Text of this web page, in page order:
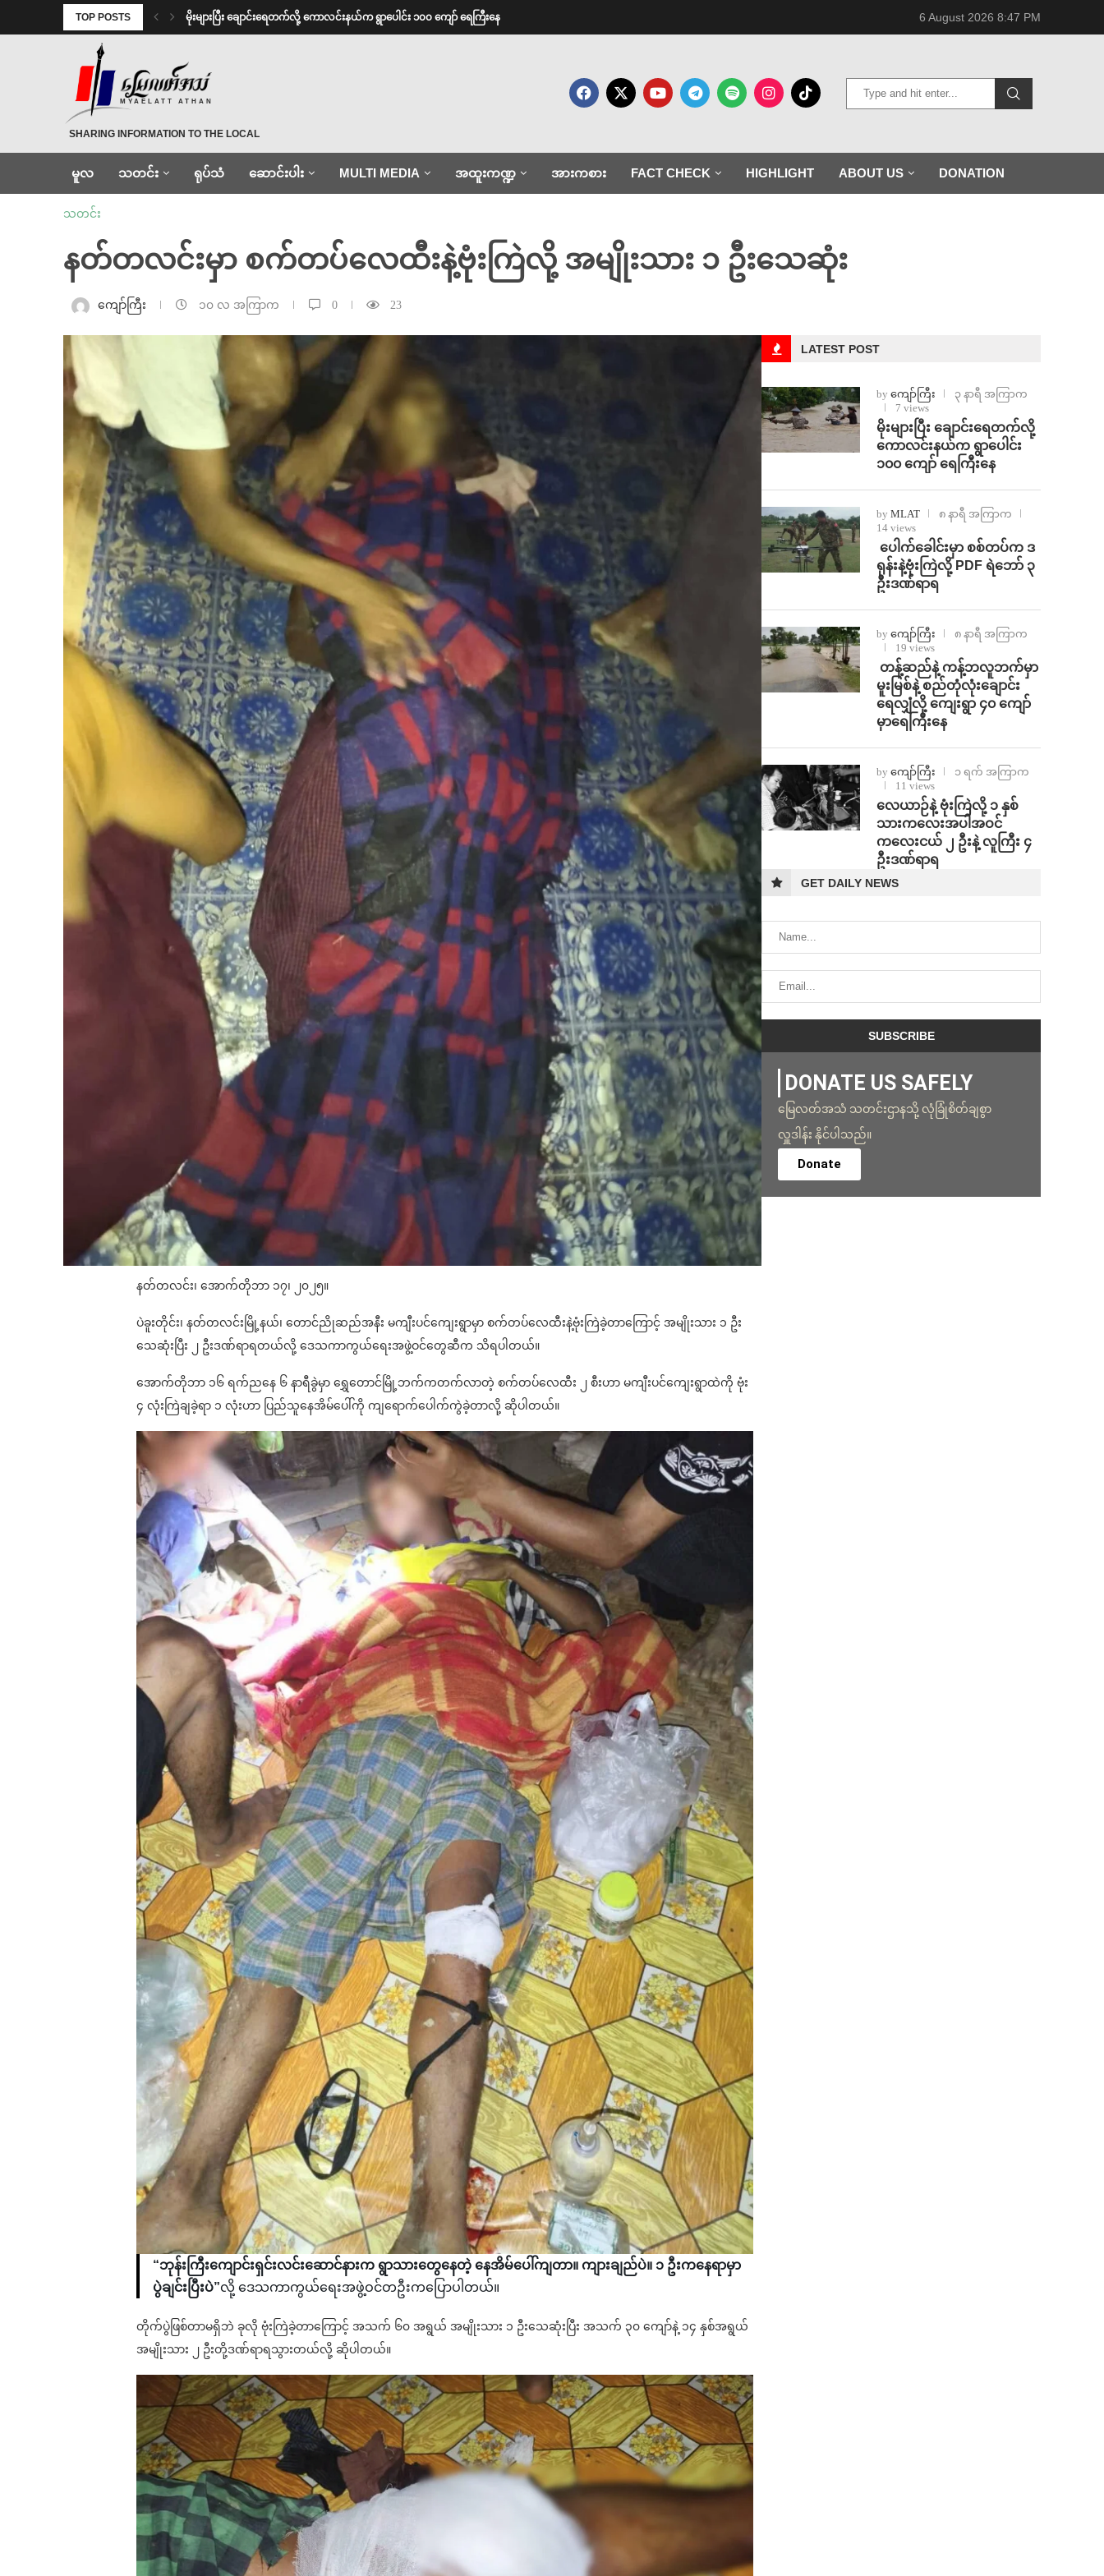
TOP POSTS ⁨မိုးများပြီး ချောင်းရေတက်လို့ ကောလင်းနယ်က ရွာပေါင်း ၁၀၀ ကျော် ရေကြီးနေ 6 August 2026 8:47 PM
MYAELATT ATHAN
SHARING INFORMATION TO THE LOCAL
မူလ သတင်း ရုပ်သံ ဆောင်းပါး MULTI MEDIA အထူးကဏ္ဍ အားကစား FACT CHECK HIGHLIGHT ABOUT US DONATION
သတင်း
နတ်တလင်းမှာ စက်တပ်လေထီးနဲ့ဗုံးကြဲလို့ အမျိုးသား ၁ ဦးသေဆုံး
ကျော်ကြီး ၁၀ လ အကြာက 0 23
နတ်တလင်း၊ အောက်တိုဘာ ၁၇၊ ၂၀၂၅။
ပဲခူးတိုင်း၊ နတ်တလင်းမြို့နယ်၊ တောင်ညိုဆည်အနီး မကျီးပင်ကျေးရွာမှာ စက်တပ်လေထီးနဲ့ဗုံးကြဲခဲ့တာကြောင့် အမျိုးသား ၁ ဦး
သေဆုံးပြီး ၂ ဦးဒဏ်ရာရတယ်လို့ ဒေသကာကွယ်ရေးအဖွဲ့ဝင်တွေဆီက သိရပါတယ်။
အောက်တိုဘာ ၁၆ ရက်ညနေ ၆ နာရီခွဲမှာ ရွှေတောင်မြို့ဘက်ကတက်လာတဲ့ စက်တပ်လေထီး ၂ စီးဟာ မကျီးပင်ကျေးရွာထဲကို ဗုံး
၄ လုံးကြဲချခဲ့ရာ ၁ လုံးဟာ ပြည်သူနေအိမ်ပေါ်ကို ကျရောက်ပေါက်ကွဲခဲ့တာလို့ ဆိုပါတယ်။
“ဘုန်းကြီးကျောင်းရှင်းလင်းဆောင်နားက ရွာသားတွေနေတဲ့ နေအိမ်ပေါ်ကျတာ။ ကျားချည်ပဲ။ ၁ ဦးကနေရာမှာ
ပွဲချင်းပြီးပဲ”လို့ ဒေသကာကွယ်ရေးအဖွဲ့ဝင်တဦးကပြောပါတယ်။
တိုက်ပွဲဖြစ်တာမရှိဘဲ ခုလို ဗုံးကြဲခဲ့တာကြောင့် အသက် ၆၀ အရွယ် အမျိုးသား ၁ ဦးသေဆုံးပြီး အသက် ၃၀ ကျော်နဲ့ ၁၄ နှစ်အရွယ်
အမျိုးသား ၂ ဦးတို့ဒဏ်ရာရသွားတယ်လို့ ဆိုပါတယ်။
LATEST POST
by ကျော်ကြီး
၃ နာရီ အကြာက
7 views
⁨မိုးများပြီး ချောင်းရေတက်လို့
ကောလင်းနယ်က ရွာပေါင်း
၁၀၀ ကျော် ရေကြီးနေ
by MLAT
၈ နာရီ အကြာက
14 views
⁩ ⁨ပေါက်ခေါင်းမှာ စစ်တပ်က ဒ
ရုန်းနဲ့ဗုံးကြဲလို့ PDF ရဲဘော် ၃
ဦးဒဏ်ရာရ
by ကျော်ကြီး
၈ နာရီ အကြာက
19 views
⁩ ⁨တန့်ဆည်နဲ့ ကန့်ဘလူဘက်မှာ
မူးမြစ်နဲ့ စည်တုံလုံးချောင်း
ရေလျှံလို့ ကျေးရွာ ၄၀ ကျော်
မှာရေကြီးနေ
by ကျော်ကြီး
၁ ရက် အကြာက
11 views
⁨လေယာဉ်နဲ့ ဗုံးကြဲလို့ ၁ နှစ်
သားကလေးအပါအဝင်
ကလေးငယ် ၂ ဦးနဲ့ လူကြီး ၄
ဦးဒဏ်ရာရ
GET DAILY NEWS
DONATE US SAFELY
မြေလတ်အသံ သတင်းဌာနသို့ လုံခြုံစိတ်ချစွာ
လှူဒါန်း နိုင်ပါသည်။
Donate